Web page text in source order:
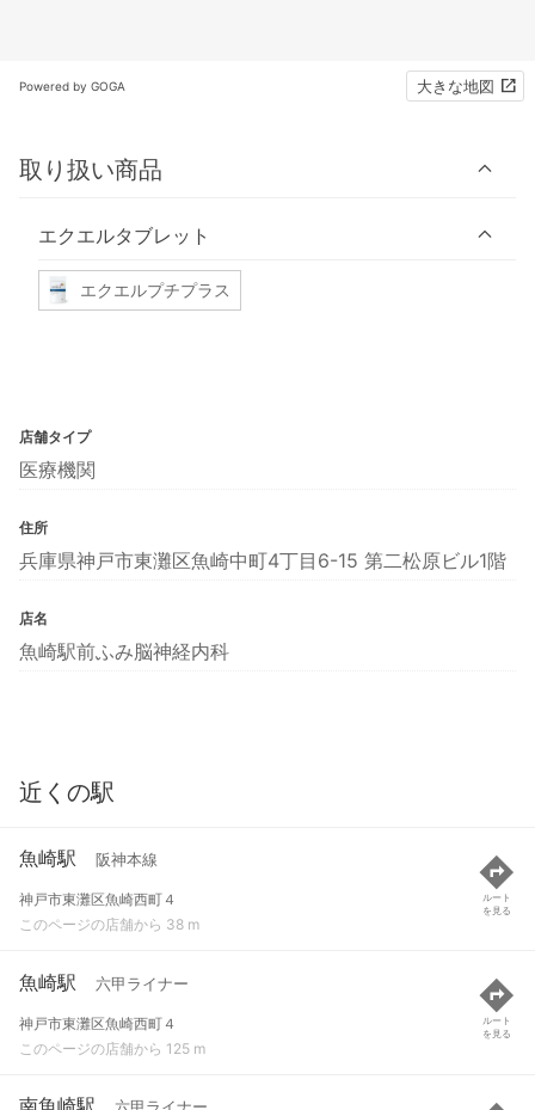
Powered by GOGA 大きな地図
取り扱い商品
エクエルタブレット
エクエルプチプラス
店舗タイプ
医療機関
住所
兵庫県神戸市東灘区魚崎中町4丁目6-15 第二松原ビル1階
店名
魚崎駅前ふみ脳神経内科
近くの駅
魚崎駅 阪神本線
神戸市東灘区魚崎西町４
このページの店舗から 38 m
ルート
を見る
魚崎駅 六甲ライナー
神戸市東灘区魚崎西町４
このページの店舗から 125 m
ルート
を見る
南魚崎駅